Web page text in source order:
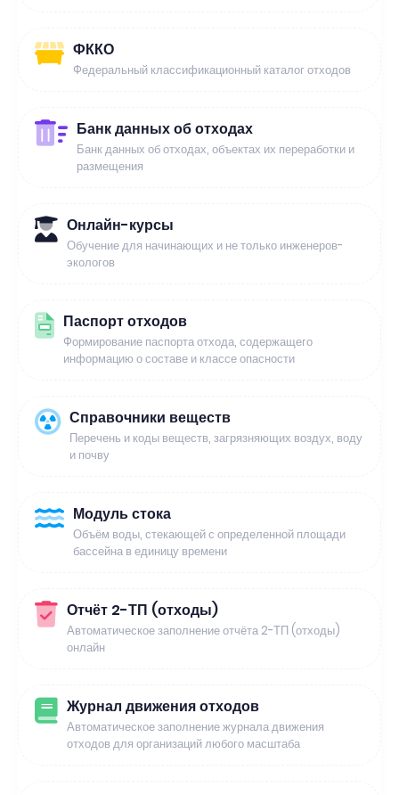
ФККО
Федеральный классификационный каталог отходов
Банк данных об отходах
Банк данных об отходах, объектах их переработки и
размещения
Онлайн-курсы
Обучение для начинающих и не только инженеров-
экологов
Паспорт отходов
Формирование паспорта отхода, содержащего
информацию о составе и классе опасности
Справочники веществ
Перечень и коды веществ, загрязняющих воздух, воду
и почву
Модуль стока
Объём воды, стекающей с определенной площади
бассейна в единицу времени
Отчёт 2-ТП (отходы)
Автоматическое заполнение отчёта 2-ТП (отходы)
онлайн
Журнал движения отходов
Автоматическое заполнение журнала движения
отходов для организаций любого масштаба